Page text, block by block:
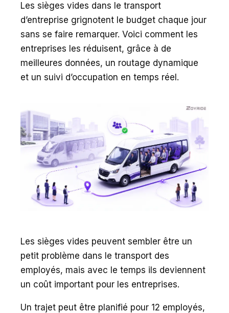
Les sièges vides dans le transport
d’entreprise grignotent le budget chaque jour
sans se faire remarquer. Voici comment les
entreprises les réduisent, grâce à de
meilleures données, un routage dynamique
et un suivi d’occupation en temps réel.
Les sièges vides peuvent sembler être un
petit problème dans le transport des
employés, mais avec le temps ils deviennent
un coût important pour les entreprises.
Un trajet peut être planifié pour 12 employés,